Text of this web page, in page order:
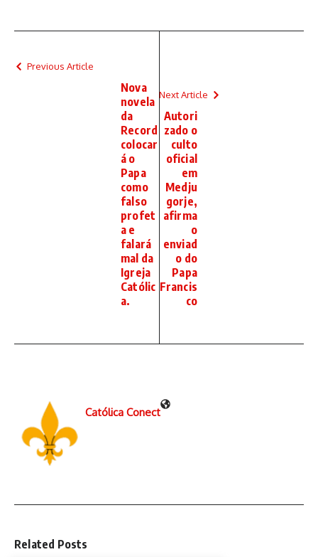
Previous Article
Nova
novela
da
Record
colocar
á o
Papa
como
falso
profet
a e
falará
mal da
Igreja
Católic
a.
Next Article
Autori
zado o
culto
oficial
em
Medju
gorje,
afirma
o
enviad
o do
Papa
Francis
co
Católica Conect
Related Posts